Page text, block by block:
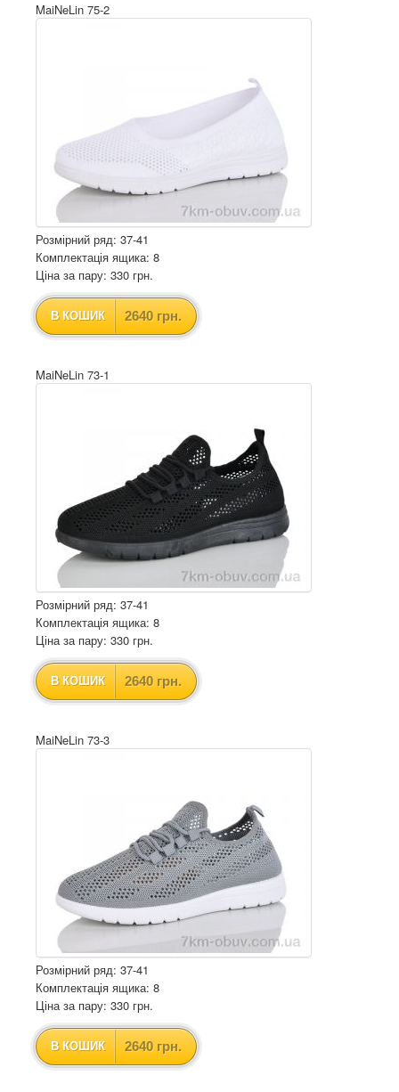
MaiNeLin 75-2
Розмірний ряд: 37-41
Комплектація ящика: 8
Ціна за пару: 330 грн.
В КОШИК 2640 грн.
MaiNeLin 73-1
Розмірний ряд: 37-41
Комплектація ящика: 8
Ціна за пару: 330 грн.
В КОШИК 2640 грн.
MaiNeLin 73-3
Розмірний ряд: 37-41
Комплектація ящика: 8
Ціна за пару: 330 грн.
В КОШИК 2640 грн.